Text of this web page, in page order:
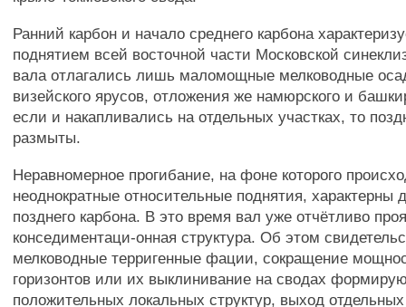
Ранний карбон и начало среднего карбона
поднятием всей восточной части Московской
вала отлагались лишь маломощные мелководные
визейского ярусов, отложения же намюрского и
если и накапливались на отдельных участках, то
размыты.
Неравномерное прогибание, на фоне которого
неоднократные относительные поднятия, характерны
позднего карбона. В это время вал уже отчётливо
конседиментаци-онная структура. Об этом
мелководные терригенные фации, сокращение
горизонтов или их выклинивание на сводах
положительных локальных структур, выход